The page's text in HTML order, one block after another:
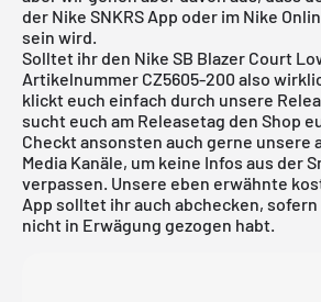
der Nike SNKRS App oder im Nike
sein wird.
Solltet ihr den Nike SB Blazer Court
Artikelnummer CZ5605-200 also
klickt euch einfach durch unsere
sucht euch am Releasetag den Shop
Checkt ansonsten auch gerne unsere
Media Kanäle, um keine Infos aus der
verpassen. Unsere eben erwähnte
App solltet ihr auch abchecken,
nicht in Erwägung gezogen habt.